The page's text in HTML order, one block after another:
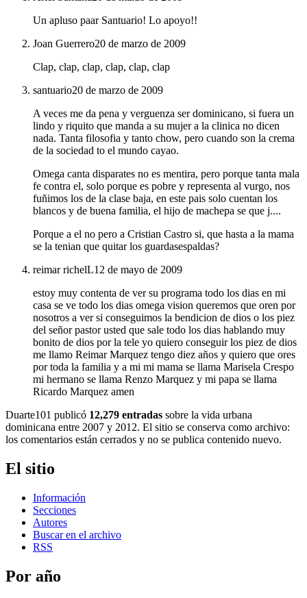
Un apluso paar Santuario! Lo apoyo!!
Joan Guerrero20 de marzo de 2009
Clap, clap, clap, clap, clap, clap
santuario20 de marzo de 2009
A veces me da pena y verguenza ser dominicano, si fuera un
lindo y riquito que manda a su mujer a la clinica no dicen
nada. Tanta filosofia y tanto chow, pero cuando son la crema
de la sociedad to el mundo cayao.
Omega canta disparates no es mentira, pero porque tanta mala
fe contra el, solo porque es pobre y representa al vurgo, nos
fuñimos los de la clase baja, en este pais solo cuentan los
blancos y de buena familia, el hijo de machepa se que j....
Porque a el no pero a Cristian Castro si, que hasta a la mama
se la tenian que quitar los guardasespaldas?
reimar richelL12 de mayo de 2009
estoy muy contenta de ver su programa todo los dias en mi
casa se ve todo los dias omega vision queremos que oren por
nosotros a ver si conseguimos la bendicion de dios o los piez
del señor pastor usted que sale todo los dias hablando muy
bonito de dios por la tele yo quiero conseguir los piez de dios
me llamo Reimar Marquez tengo diez años y quiero que ores
por toda la familia y a mi mi mama se llama Marisela Crespo
mi hermano se llama Renzo Marquez y mi papa se llama
Ricardo Marquez amen
Duarte101 publicó 12,279 entradas sobre la vida urbana
dominicana entre 2007 y 2012. El sitio se conserva como archivo:
los comentarios están cerrados y no se publica contenido nuevo.
El sitio
Información
Secciones
Autores
Buscar en el archivo
RSS
Por año